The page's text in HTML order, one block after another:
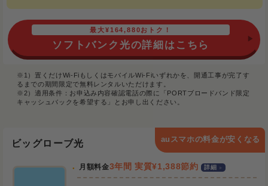
最大¥164,880おトク！
ソフトバンク光の詳細はこちら
※1）置くだけWi-FiもしくはモバイルWi-Fiいずれかを、開通工事が完了す
るまでの期間限定で無料レンタルいただけます。
※2）適用条件：お申込み内容確認電話の際に「PORTブロードバンド限定
キャッシュバックを希望する」とお申し出ください。
ビッグローブ光 auスマホの料金が安くなる
月額料金3年間 実質¥1,388節約 詳細